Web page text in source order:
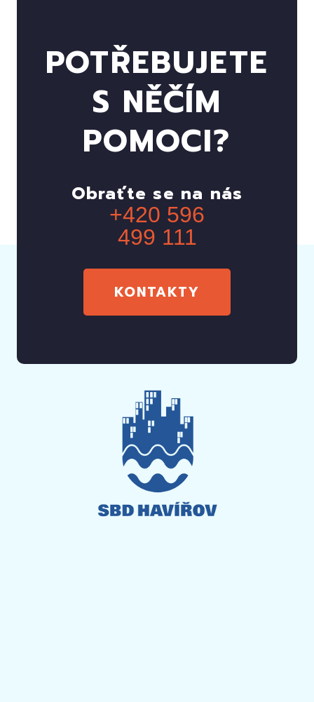
POTŘEBUJETE
S NĚČÍM
POMOCI?
Obraťte se na nás
+420 596
499 111
KONTAKTY